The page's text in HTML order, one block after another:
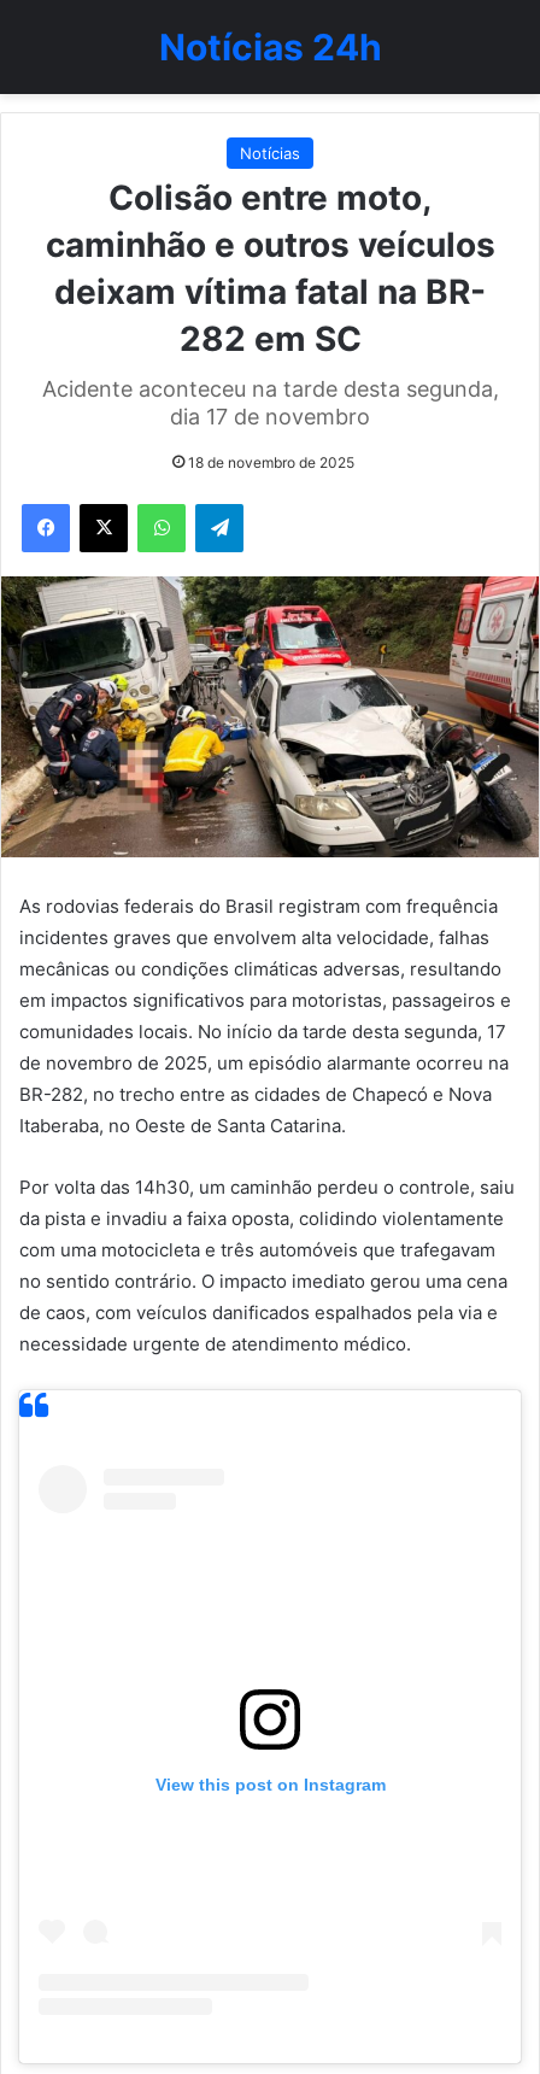
Notícias 24h
Notícias
Colisão entre moto,
caminhão e outros veículos
deixam vítima fatal na BR-
282 em SC
Acidente aconteceu na tarde desta segunda,
dia 17 de novembro
18 de novembro de 2025
WhatsAppTelegram
As rodovias federais do Brasil registram com frequência
incidentes graves que envolvem alta velocidade, falhas
mecânicas ou condições climáticas adversas, resultando
em impactos significativos para motoristas, passageiros e
comunidades locais. No início da tarde desta segunda, 17
de novembro de 2025, um episódio alarmante ocorreu na
BR-282, no trecho entre as cidades de Chapecó e Nova
Itaberaba, no Oeste de Santa Catarina.
Por volta das 14h30, um caminhão perdeu o controle, saiu
da pista e invadiu a faixa oposta, colidindo violentamente
com uma motocicleta e três automóveis que trafegavam
no sentido contrário. O impacto imediato gerou uma cena
de caos, com veículos danificados espalhados pela via e
necessidade urgente de atendimento médico.
View this post on Instagram